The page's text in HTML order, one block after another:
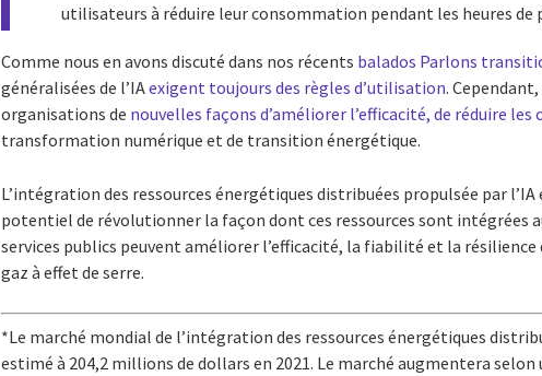
utilisateurs à réduire leur consommation pendant les heures de
Comme nous en avons discuté dans nos récents balados Parlons
généralisées de l’IAexigent toujours des règles d’utilisation.
organisations de nouvelles façons d’améliorer l’efficacité, de réduire les
transformation numérique et de transition énergétique.
L’intégration des ressources énergétiques distribuées propulsée par
potentiel de révolutionner la façon dont ces ressources sont intégrées
services publics peuvent améliorer l’efficacité, la fiabilité et la
gaz à effet de serre.
*Le marché mondial de l’intégration des ressources énergétiques
estimé à 204,2 millions de dollars en 2021. Le marché augmentera selon